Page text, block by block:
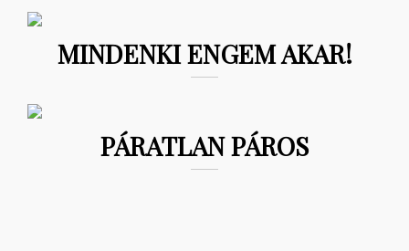
MINDENKI ENGEM AKAR!
PÁRATLAN PÁROS